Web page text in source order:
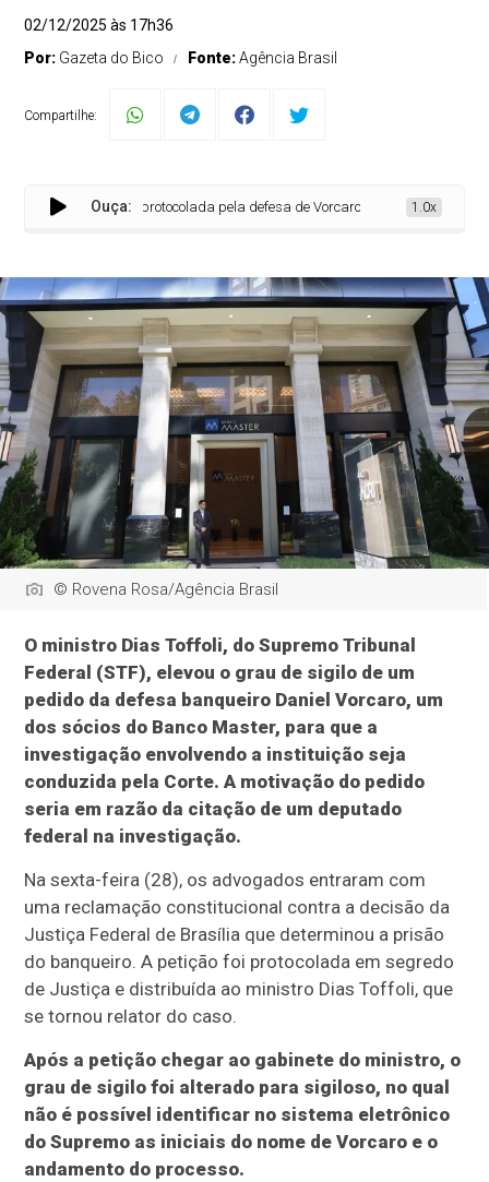
02/12/2025 às 17h36
Por: Gazeta do Bico Fonte:Agência Brasil
Compartilhe:
Ouça:
sigilo de petição protocolada pela defesa de Vorcaro 1.0x
© Rovena Rosa/Agência Brasil
O ministro Dias Toffoli, do Supremo Tribunal
Federal (STF), elevou o grau de sigilo de um
pedido da defesa banqueiro Daniel Vorcaro, um
dos sócios do Banco Master, para que a
investigação envolvendo a instituição seja
conduzida pela Corte. A motivação do pedido
seria em razão da citação de um deputado
federal na investigação.
Na sexta-feira (28), os advogados entraram com
uma reclamação constitucional contra a decisão da
Justiça Federal de Brasília que determinou a prisão
do banqueiro. A petição foi protocolada em segredo
de Justiça e distribuída ao ministro Dias Toffoli, que
se tornou relator do caso.
Após a petição chegar ao gabinete do ministro, o
grau de sigilo foi alterado para sigiloso, no qual
não é possível identificar no sistema eletrônico
do Supremo as iniciais do nome de Vorcaro e o
andamento do processo.